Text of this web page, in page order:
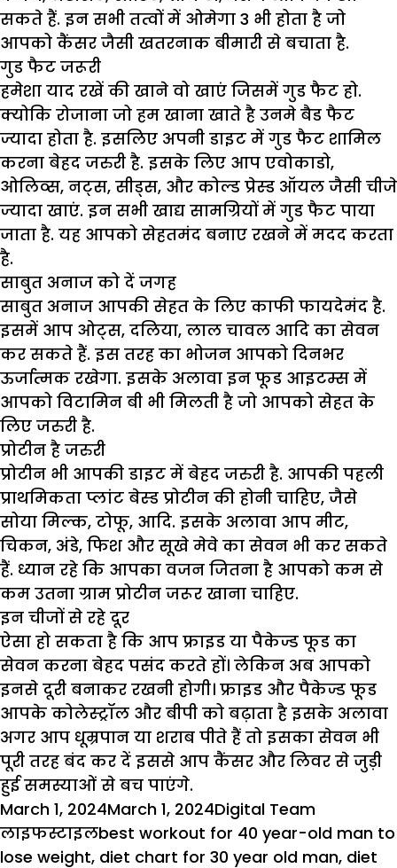
सकते हैं. इन सभी तत्वों में ओमेगा 3 भी होता है जो
आपको कैंसर जैसी खतरनाक बीमारी से बचाता है.
​गुड फैट जरूरी
हमेशा याद रखें की खाने वो खाएं जिसमें गुड फैट हो.
क्योकि रोजाना जो हम खाना खाते है उनमे बैड फैट
ज्यादा होता है. इसलिए अपनी डाइट में गुड फैट शामिल
करना बेहद जरुरी है. इसके लिए आप एवोकाडो,
ओलिव्स, नट्स, सीड्स, और कोल्ड प्रेस्ड ऑयल जैसी चीजे
ज्यादा खाएं. इन सभी खाद्य सामग्रियों में गुड फैट पाया
जाता है. यह आपको सेहतमंद बनाए रखने में मदद करता
है.
साबुत अनाज को दें जगह
साबुत अनाज आपकी सेहत के लिए काफी फायदेमंद है.
इसमें आप ओट्स, दलिया, लाल चावल आदि का सेवन
कर सकते हैं. इस तरह का भोजन आपको दिनभर
ऊर्जात्मक रखेगा. इसके अलावा इन फूड आइटम्स में
आपको विटामिन बी भी मिलती है जो आपको सेहत के
लिए जरुरी है.
​प्रोटीन है जरुरी
प्रोटीन भी आपकी डाइट में बेहद जरुरी है. आपकी पहली
प्राथमिकता प्लांट बेस्ड प्रोटीन की होनी चाहिए, जैसे
सोया मिल्क, टोफू, आदि. इसके अलावा आप मीट,
चिकन, अंडे, फिश और सूखे मेवे का सेवन भी कर सकते
हैं. ध्यान रहे कि आपका वजन जितना है आपको कम से
कम उतना ग्राम प्रोटीन जरूर खाना चाहिए.
​इन चीजों से रहे दूर
ऐसा हो सकता है कि आप फ्राइड या पैकेज्ड फूड का
सेवन करना बेहद पसंद करते हों। लेकिन अब आपको
इनसे दूरी बनाकर रखनी होगी। फ्राइड और पैकेज्ड फूड
आपके कोलेस्ट्रॉल और बीपी को बढ़ाता है इसके अलावा
अगर आप धूम्रपान या शराब पीते हैं तो इसका सेवन भी
पूरी तरह बंद कर दें इससे आप कैंसर और लिवर से जुड़ी
हुई समस्याओं से बच पाएंगे.
Posted
on
March 1, 2024March 1, 2024Author
Digital Team
लाइफस्टाइलTags
best workout for 40 year-old man to
lose weight, diet chart for 30 year old man, diet